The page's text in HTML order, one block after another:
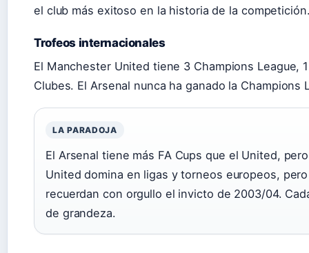
el club más exitoso en la historia de la
Trofeos internacionales
El Manchester United tiene 3 Champions League,
Clubes. El Arsenal nunca ha ganado la Champions
LA PARADOJA
El Arsenal tiene más FA Cups que el United,
United domina en ligas y torneos europeos,
recuerdan con orgullo el invicto de 2003/04.
de grandeza.